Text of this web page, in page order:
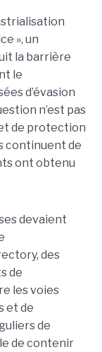
», un
la barrière
le
d’évasion
n’est pas
de protection
continuent de
ont obtenu
devaient
des
de
les voies
et de
de
de contenir